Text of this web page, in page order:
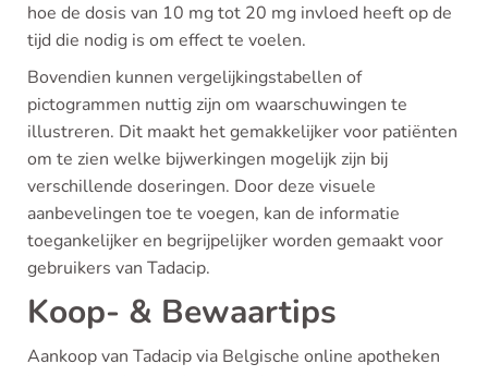
hoe de dosis van 10 mg tot 20 mg invloed heeft op de
tijd die nodig is om effect te voelen.
Bovendien kunnen vergelijkingstabellen of
pictogrammen nuttig zijn om waarschuwingen te
illustreren. Dit maakt het gemakkelijker voor patiënten
om te zien welke bijwerkingen mogelijk zijn bij
verschillende doseringen. Door deze visuele
aanbevelingen toe te voegen, kan de informatie
toegankelijker en begrijpelijker worden gemaakt voor
gebruikers van Tadacip.
Koop- & Bewaartips
Aankoop van Tadacip via Belgische online apotheken